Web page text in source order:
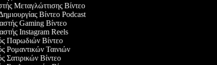
Μεταγλώττισης Βίντεο
Βίντεο Podcast
Gaming Βίντεο
Instagram Reels
Παρωδιών Βίντεο
Ρομαντικών Ταινιών
Σατιρικών Βίντεο